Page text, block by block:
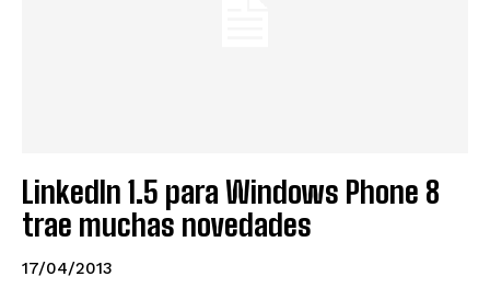
LinkedIn 1.5 para Windows Phone 8
trae muchas novedades
17/04/2013